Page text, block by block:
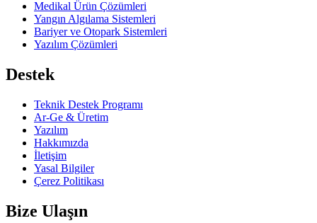
Medikal Ürün Çözümleri
Yangın Algılama Sistemleri
Bariyer ve Otopark Sistemleri
Yazılım Çözümleri
Destek
Teknik Destek Programı
Ar-Ge & Üretim
Yazılım
Hakkımızda
İletişim
Yasal Bilgiler
Çerez Politikası
Bize Ulaşın